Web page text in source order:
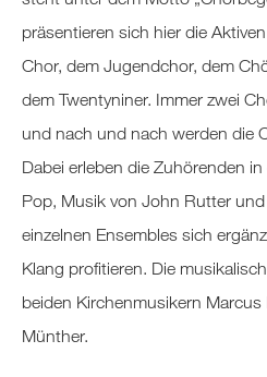
präsentieren sich hier die
Chor, dem Jugendchor, dem
dem Twentyniner. Immer zwei
und nach und nach werden die
Dabei erleben die Zuhörenden
Pop, Musik von John Rutter
einzelnen Ensembles sich
Klang profitieren. Die
beiden Kirchenmusikern
Münther.